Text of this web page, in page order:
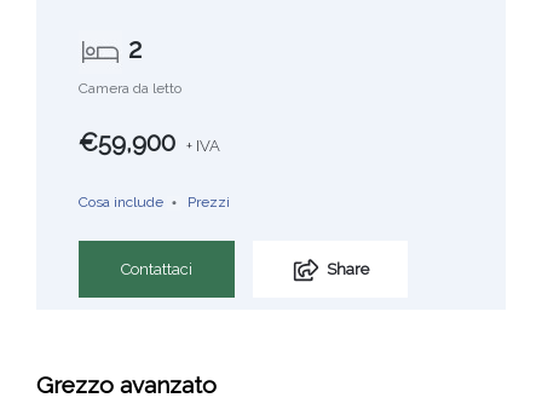
2
Camera da letto
€59,900 + IVA
Cosa include Prezzi
Contattaci Share
Grezzo avanzato